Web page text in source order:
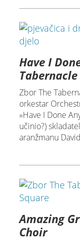
Have I
Zbor The
orkestar
»Have I Done
učinio?)
aranžmanu
Amazing
Choir